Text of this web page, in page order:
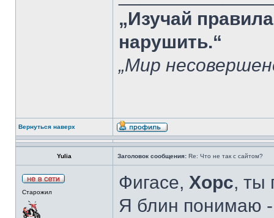
„Изучай
нарушить.“
„Мир
Вернуться наверх
Yulia Заголовок сообщения: Re: Что не так с сайтом?
Старожил Фигасе, Хорс, ты
Я блин понимаю -